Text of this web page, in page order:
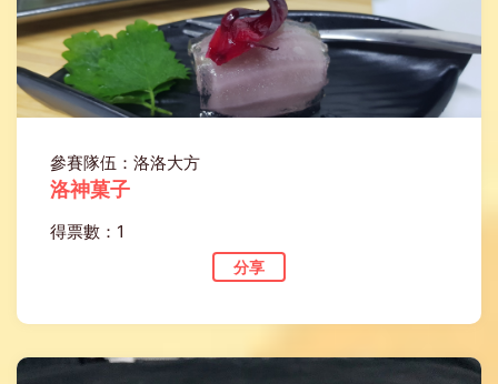
參賽隊伍：洛洛大方
洛神菓子
得票數：1
分享